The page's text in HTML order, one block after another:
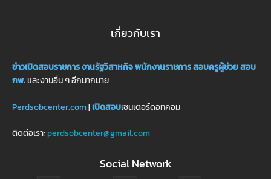
เกี่ยวกับเรา
ข่าวเปิดสอบราชการงานรัฐวิสาหกิจพนักงานราชการสอบครูผู้ช่วยสอบ
กพ.และงานอื่น ๆ อีกมากมาย
Perdsobcenter.com|เปิดสอบเซนเตอร์ดอทคอม
ติดต่อเรา: perdsobcenter@gmail.com
Social Network